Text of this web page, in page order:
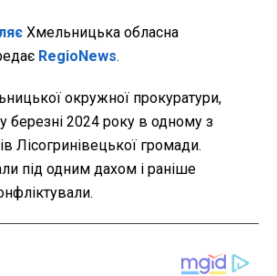
Хмельницька обласна
RegioNews.
окружної прокуратури,
березні 2024 року в одному з
Лісогринівецької громади.
під одним дахом і раніше